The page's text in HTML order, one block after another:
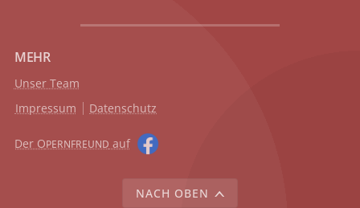
MEHR
Unser Team
Impressum
Datenschutz
Der OPERNFREUND auf
NACH OBEN